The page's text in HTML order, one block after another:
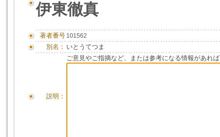
伊東徹真
著者番号 101562
別名： いとうてつま
説明：
ご意見やご指摘など、または参考になる情報があれ